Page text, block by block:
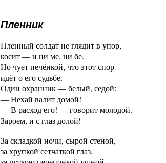
Пленник
Пленный солдат не глядит в упор,
косит — и ни ме, ни бе.
Но чует печёнкой, что этот спор
идёт о его судьбе.
Один охранник — белый, седой:
— Нехай валит домой!
— В расход его! — говорит молодой. —
Зароем, и с глаз долой!
За складкой ночи, сырой стеной,
за хрупкой сетчаткой глаз,